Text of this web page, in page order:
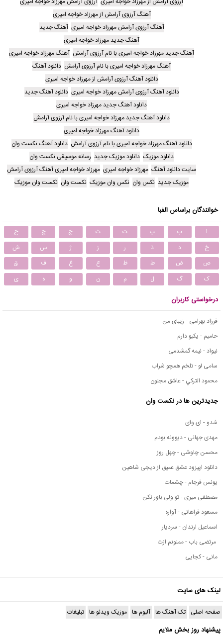
آهنگ آرزوی آرامش از مهرزاد خواجه امیری
آهنگ آرزوی آرامش مهرزاد خواجه امیری آهنگ جدید
آهنگ جدید مهرزاد خواجه امیری
آهنگ جدید مهرزاد خواجه امیری با نام آرزوی آرامش آهنگ مهرزاد خواجه امیری
آهنگ مهرزاد خواجه امیری با نام آرزوی آرامش دانلود آهنگ
دانلود آهنگ آرزوی آرامش از مهرزاد خواجه امیری
دانلود آهنگ آرزوی آرامش مهرزاد خواجه امیری دانلود آهنگ جدید
دانلود آهنگ جدید مهرزاد خواجه امیری
دانلود آهنگ جدید مهرزاد خواجه امیری با نام آرزوی آرامش
دانلود آهنگ مهرزاد خواجه امیری
دانلود آهنگ مهرزاد خواجه امیری با نام آرزوی آرامش دانلود آهنگ نکست وان
دانلود موزیک دانلود موزیک جدید رسانه موسیقی نکست وان
سایت دانلود آهنگ مهرزاد خواجه امیری مهرزاد خواجه امیری آهنگ آرزوی آرامش
موزیک جدید نکس وان نکس وان موزیک نکست وان نکست وان موزیک
خوانندگان براساس الفبا
ا ب پ ت ث ج چ
ح
خ
د ذ ر ز ژ س
ش
ص
ض ط ظ ع غ ف
ق
ک
گ ل م ن و ه ی
درخواستی کاربران
فرزاد بهرامی - زیبای من
حامیم - یکیو دارم
نیواد - نیمه گمشدمی
سامی لو - تلخم همچو شراب
محمود التركي - عاشق مجنون
جدیدترین ها در نکست وان
شدو - ای وای
مهدی جهانی - دیوونه بودم
محسن چاوشی - چهل روز
دانلود اپیزود عشق عمیق از دیجی شاهین
یونس فرجام - چشمات
مصطفی میری - تو ولی باور نکن
مسعود فراهانی - آواره
اسماعیل ارندان - سردیار
مرتضی باب - ممنونم ازت
مانی - کجایی
لینک های سایت
صفحه اصلی تک آهنگ ها آلبوم ها موزیک ویدئو ها تبلیغات
پیشنهاد روز بخش ملایم